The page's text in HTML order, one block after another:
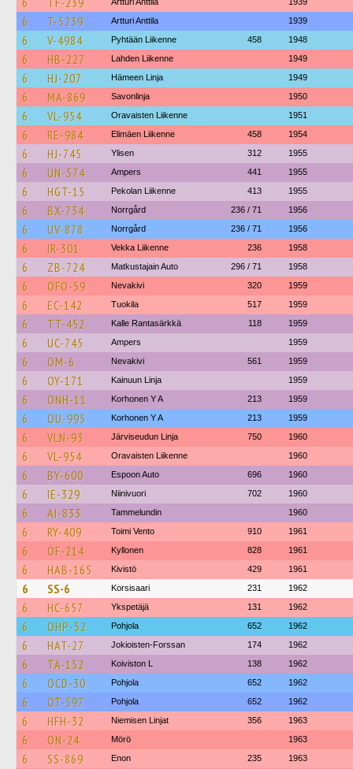
6 T-5239 Artturi Anttila 1939
6 V-4984 Pyhtään Liikenne 458 1948
6 HB-227 Lahden Liikenne 1949
6 HJ-207 Hämeen Linja 1949
6 MA-869 Savonlinja 1950
6 VL-954 Oravaisten Liikenne 1951
6 RE-984 Elimäen Liikenne 458 1954
6 HJ-745 Ylisen 312 1955
6 UN-574 Ampers 441 1955
6 HGT-15 Pekolan Liikenne 413 1955
6 BX-734 Norrgård 236 / 71 1956
6 UV-878 Norrgård 236 / 71 1956
6 IR-301 Vekka Liikenne 236 1958
6 ZB-724 Matkustajain Auto 296 / 71 1958
6 OFO-59 Nevakivi 320 1959
6 EC-142 Tuokila 517 1959
6 TT-452 Kalle Rantasärkkä 118 1959
6 UC-745 Ampers 1959
6 OM-6 Nevakivi 561 1959
6 OY-171 Kainuun Linja 1959
6 ONH-11 Korhonen Y A 213 1959
6 OU-995 Korhonen Y A 213 1959
6 VLN-93 Järviseudun Linja 750 1960
6 VL-954 Oravaisten Liikenne 1960
6 BY-600 Espoon Auto 696 1960
6 IE-329 Niinivuori 702 1960
6 AI-833 Tammelundin 1960
6 RY-409 Toimi Vento 910 1961
6 OF-214 Kyllonen 828 1961
6 HAB-165 Kivistö 429 1961
6 SS-6 Korsisaari 231 1962
6 HC-657 Ykspetäjä 131 1962
6 OHP-52 Pohjola 652 1962
6 HAT-27 Jokioisten-Forssan 174 1962
6 TA-152 Koiviston L 138 1962
6 OCD-30 Pohjola 652 1962
6 OT-597 Pohjola 652 1962
6 HFH-32 Niemisen Linjat 356 1963
6 ON-24 Mörö 1963
6 SS-869 Enon 235 1963